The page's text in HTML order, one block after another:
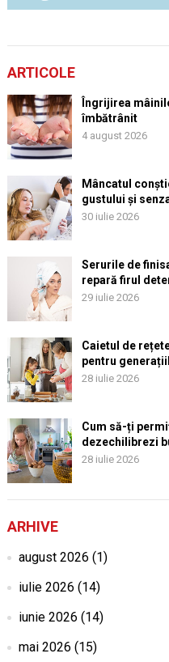
ARTICOLE
Îngrijirea
îmbătrânit
4 august 2026
Mâncatul
gustului și
30 iulie 2026
Serurile de
repară firul
29 iulie 2026
Caietul de
pentru
28 iulie 2026
Cum să-ți
dezechilibrezi
28 iulie 2026
ARHIVE
august 2026 (1)
iulie 2026 (14)
iunie 2026 (14)
mai 2026 (15)